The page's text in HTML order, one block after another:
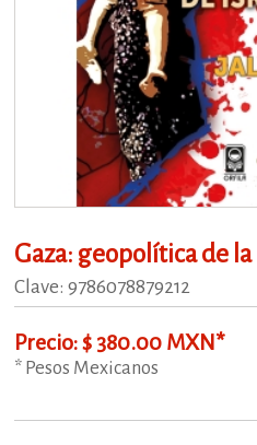
Gaza: geopolítica de
Clave: 9786078879212
Precio: $ 380.00 MXN*
* Pesos Mexicanos